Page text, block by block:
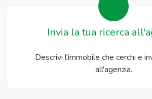
Invia la tua ricerca
Descrivi l'immobile che cerchi e
all'agenzia.